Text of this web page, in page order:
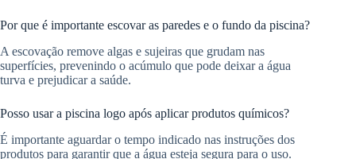
Por que é importante escovar as paredes e o fundo da piscina?
A escovação remove algas e sujeiras que grudam nas
superfícies, prevenindo o acúmulo que pode deixar a água
turva e prejudicar a saúde.
Posso usar a piscina logo após aplicar produtos químicos?
É importante aguardar o tempo indicado nas instruções dos
produtos para garantir que a água esteja segura para o uso.